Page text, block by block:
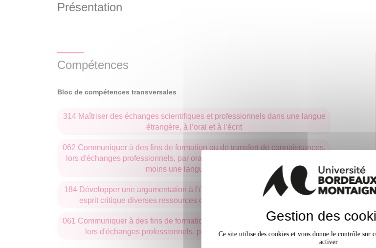
Présentation
Compétences
Bloc de compétences transversales
314 Maîtriser des échanges scientifiques et professionnels dans une langue
étrangère, à l’oral et à l’écrit
062 Communiquer à des fins de formation ou de transfert de connaissances,
lors d'échanges professionnels, par oral et par écrit, en français et dans au
moins une langue étrangère
184 Développer une argumentation à l'écrit comme à l'oral et analyser avec
esprit critique diverses ressources dans son domaine de spécialité
061 Communiquer à des fins de formation ou de transfert de connaissances,
lors d'échanges professionnels, par oral et par écrit, en français
Gestion des
Ce site utilise des cookies et vous donne le contrôle sur
activer